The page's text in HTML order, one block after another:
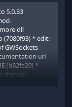
5.0.33
dll
(7080f93) * edit:
GWSockets
url
(b82fe20) *
checker
*...